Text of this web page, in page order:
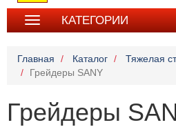
navigation
КАТЕГОРИИ
Главная Каталог
Тяжелая
Грейдеры SANY
Грейдеры